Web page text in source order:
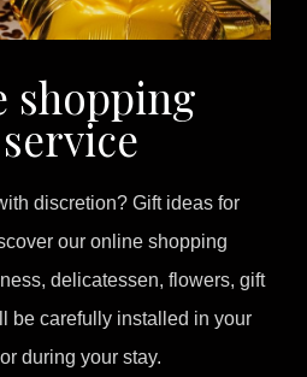
shopping
discretion? Gift ideas for
our online shopping
delicatessen, flowers, gift
be carefully installed in your
during your stay.